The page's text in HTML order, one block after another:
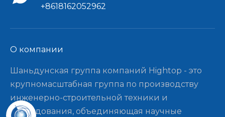
+8618162052962
О компании​​​​​​​
Шаньдунская группа компаний Hightop - это
крупномасштабная группа по производству
инженерно-строительной техники и
оборудования, объединяющая научные